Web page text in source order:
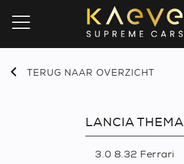
TERUG NAAR OVERZICHT
LANCIA THEMA
3.0 8.32 Ferrari